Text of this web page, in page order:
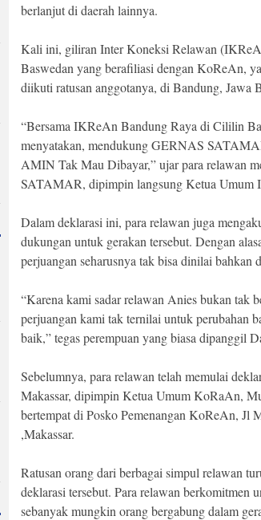
berlanjut di daerah lainnya.
Kali ini, giliran Inter Koneksi Relawan
Baswedan yang berafiliasi dengan KoReAn,
diikuti ratusan anggotanya, di Bandung, Jawa
“Bersama IKReAn Bandung Raya di Cililin
menyatakan, mendukung GERNAS
AMIN Tak Mau Dibayar,” ujar para relawan
SATAMAR, dipimpin langsung Ketua Umum
Dalam deklarasi ini, para relawan juga
dukungan untuk gerakan tersebut. Dengan
perjuangan seharusnya tak bisa dinilai bahkan
“Karena kami sadar relawan Anies bukan tak
perjuangan kami tak ternilai untuk perubahan
baik,” tegas perempuan yang biasa dipanggil
Sebelumnya, para relawan telah memulai
Makassar, dipimpin Ketua Umum KoRaAn,
bertempat di Posko Pemenangan KoReAn, Jl
,Makassar.
Ratusan orang dari berbagai simpul relawan
deklarasi tersebut. Para relawan berkomitmen
sebanyak mungkin orang bergabung dalam